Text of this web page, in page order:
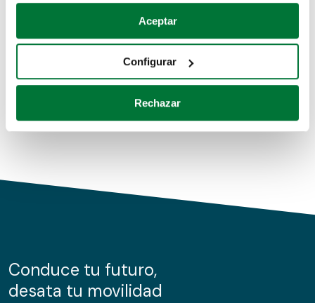
Si lo permite, también quisiéramos:
Recopilar información sobre su ubicación geográfica
Identificar su dispositivo analizándolo activamente
para buscar características específicas (huellas
Obtenga más información sobre cómo se procesan sus
de cookies.
información sobre el uso que haga del sitio web con
nuestros partners de redes sociales, publicidad y análisis
Aceptar
Configurar
Rechazar
Coches de segunda mano
Coches de km0
Conduce tu futuro,
desata tu movilidad